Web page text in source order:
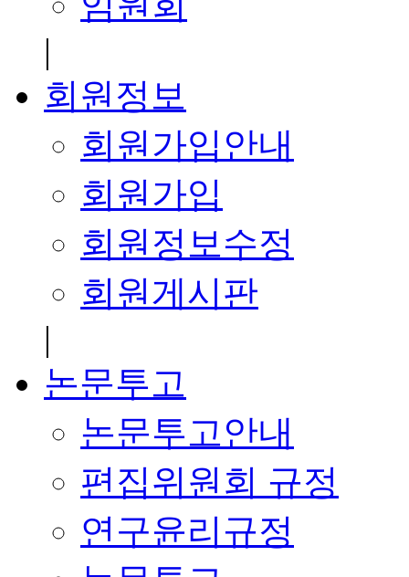
|
회원정보
회원가입안내
회원가입
회원정보수정
회원게시판
|
논문투고
논문투고안내
편집위원회 규정
연구윤리규정